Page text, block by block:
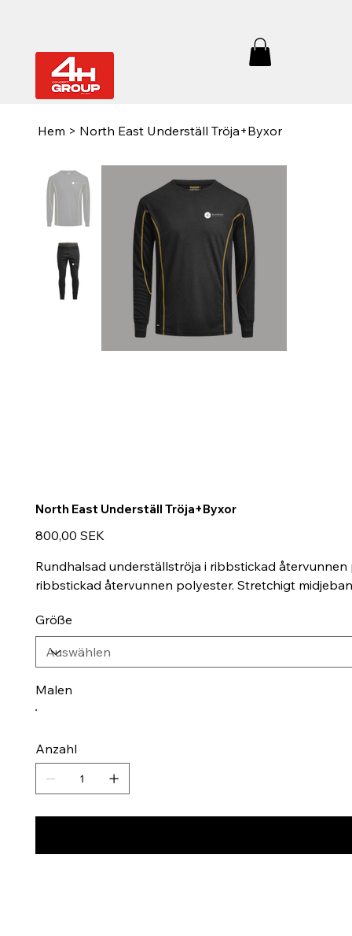
Hem > North East Underställ Tröja+Byxor
North East Underställ Tröja+Byxor
Preis
800,00 SEK
Rundhalsad underställströja i ribbstickad
ribbstickad återvunnen polyester. Stretchigt
Größe
Malen
Anzahl